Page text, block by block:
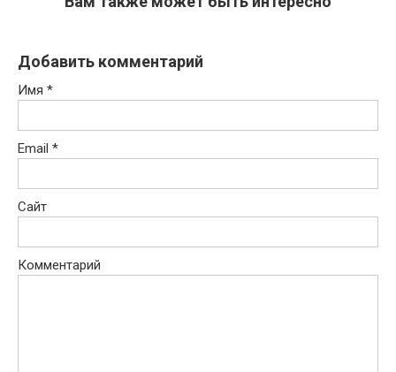
Добавить комментарий
Имя *
Email *
Сайт
Комментарий